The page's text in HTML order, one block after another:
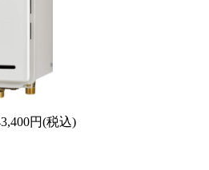
円(税込)